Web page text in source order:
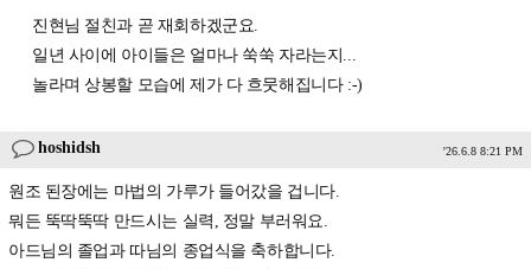
진현님 절친과 곧 재회하겠군요.
일년 사이에 아이들은 얼마나 쑥쑥 자라는지...
놀라며 상봉할 모습에 제가 다 흐뭇해집니다 :-)
hoshidsh '26.6.8 8:21 PM
원조 된장에는 마법의 가루가 들어갔을 겁니다.
뭐든 뚝딱뚝딱 만드시는 실력, 정말 부러워요.
아드님의 졸업과 따님의 종업식을 축하합니다.